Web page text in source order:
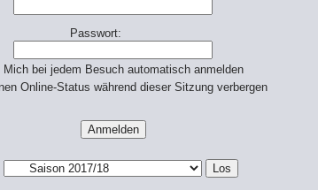
Passwort:
Mich bei jedem Besuch automatisch anmelden
Online-Status während dieser Sitzung verbergen